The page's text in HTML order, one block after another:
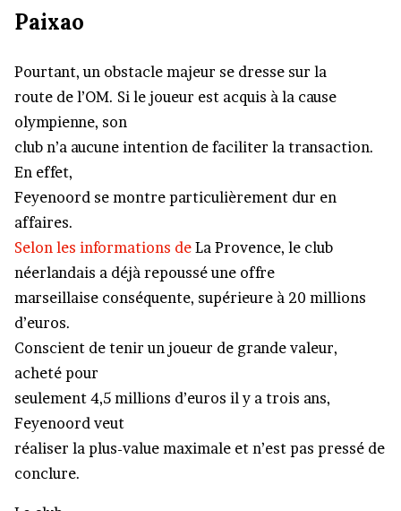
Paixao
Pourtant, un obstacle majeur se dresse sur la
route de l’OM. Si le joueur est acquis à la cause
olympienne, son
club n’a aucune intention de faciliter la transaction.
En effet,
Feyenoord se montre particulièrement dur en
affaires.
Selon les informations de La Provence, le club
néerlandais a déjà repoussé une offre
marseillaise conséquente, supérieure à 20 millions
d’euros.
Conscient de tenir un joueur de grande valeur,
acheté pour
seulement 4,5 millions d’euros il y a trois ans,
Feyenoord veut
réaliser la plus-value maximale et n’est pas pressé de
conclure.